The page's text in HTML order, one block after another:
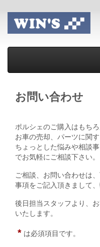
お問い合わせ
ポルシェのご購入はもち
お車の売却、パーツに関
ちょっとした悩みや相談
でお気軽にご相談下さい。
ご相談、お問い合わせは
事項をご記入頂きまして
後日担当スタッフより、
いたします。
* は必須項目です。